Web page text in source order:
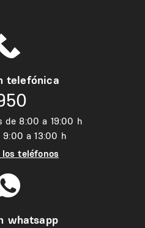
telefónica
de 8:00 a 19:00 h
9:00 a 13:00 h
teléfonos
whatsapp